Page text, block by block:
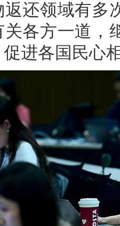
返还领域有多
关各方一道，
进各国民心